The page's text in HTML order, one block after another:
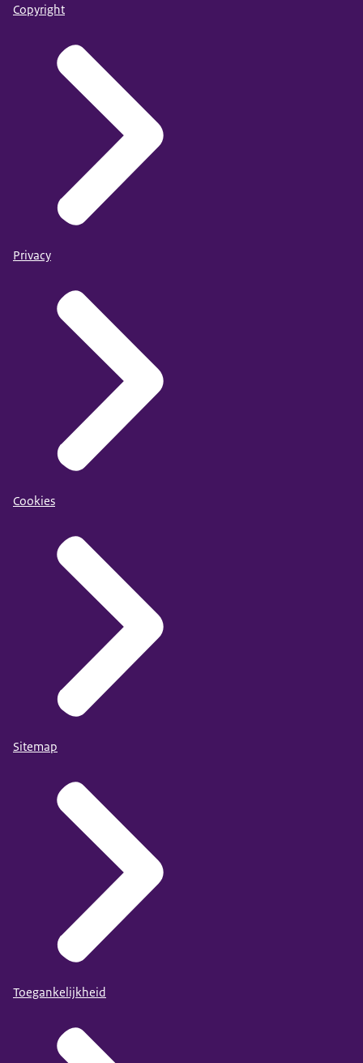
Copyright
Privacy
Cookies
Sitemap
Toegankelijkheid